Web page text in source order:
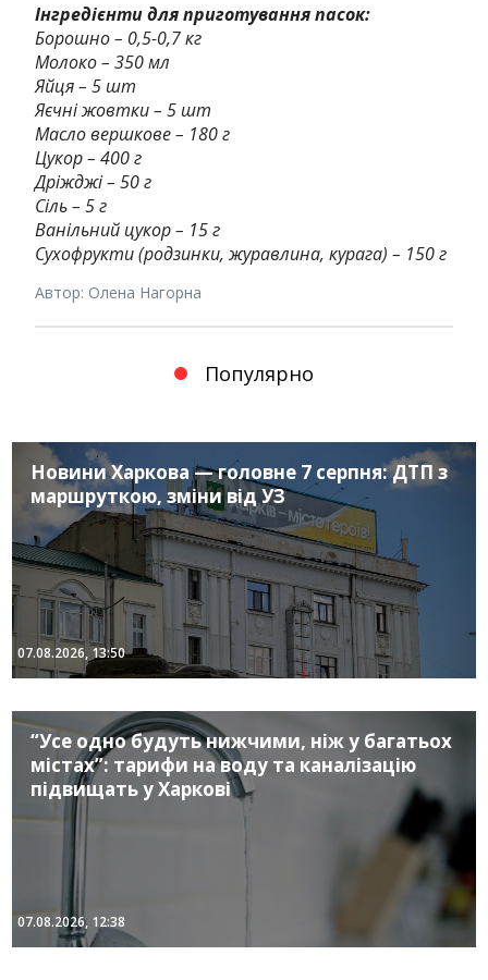
Інгредієнти для приготування пасок:
Борошно – 0,5-0,7 кг
Молоко – 350 мл
Яйця – 5 шт
Яєчні жовтки – 5 шт
Масло вершкове – 180 г
Цукор – 400 г
Дріжджі – 50 г
Сіль – 5 г
Ванільний цукор – 15 г
Сухофрукти (родзинки, журавлина, курага) – 150 г
Автор: Олена Нагорна
Популярно
Новини Харкова — головне 7 серпня: ДТП з
маршруткою, зміни від УЗ
07.08.2026, 13:50
“Усе одно будуть нижчими, ніж у багатьох
містах”: тарифи на воду та каналізацію
підвищать у Харкові
07.08.2026, 12:38